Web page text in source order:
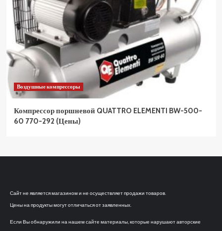
Воздушные компрессоры
Компрессор поршневой QUATTRO ELEMENTI BW-500-
60 770-292 (Цены)
Сайт не является магазином и не осуществляет продажи товаров.
Цены на продукты могут отличаться от заявленных.
Если Вы обнаружили на нашем сайте материалы, которые нарушают авторские